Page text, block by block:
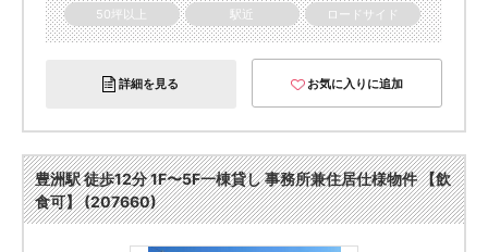
50坪以上
駅近 ロードサイド
詳細を見る お気に入りに追加
豊洲駅 徒歩12分 1F〜5F一棟貸し 事務所兼住居仕様物件 【飲
食可】 (207660)